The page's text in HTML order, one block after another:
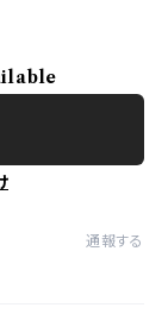
通報する